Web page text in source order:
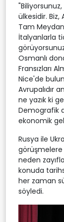
ülkesidir.
Tam
İtalyanlarla
Osmanlı
Fransızları
Nice'de
Avrupalıdır
ne yazık ki
Demografik
ekonomik
Rusya ile
görüşmelere
neden
konuda
her zaman
söyledi.